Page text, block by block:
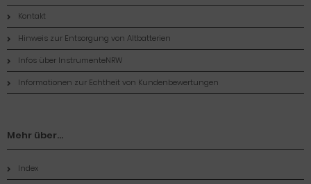
Kontakt
Hinweis zur Entsorgung von Altbatterien
Infos über InstrumenteNRW
Informationen zur Echtheit von Kundenbewertungen
Mehr über...
Index